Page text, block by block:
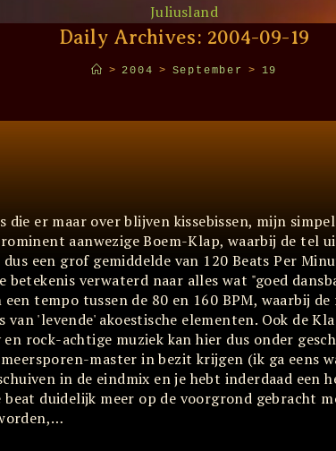
Juliusland
Daily Archives: 2004-09-19
> 2004 > September > 19
er maar over blijven kissebissen, mijn
aanwezige Boem-Klap, waarbij de tel
een grof gemiddelde van 120 Beats Per
verwaterd naar alles wat "goed
tempo tussen de 80 en 160 BPM, waarbij
'levende' akoestische elementen. Ook de
rock-achtige muziek kan hier dus onder
master in bezit krijgen (ik ga eens
in de eindmix en je hebt inderdaad een
duidelijk meer op de voorgrond gebracht